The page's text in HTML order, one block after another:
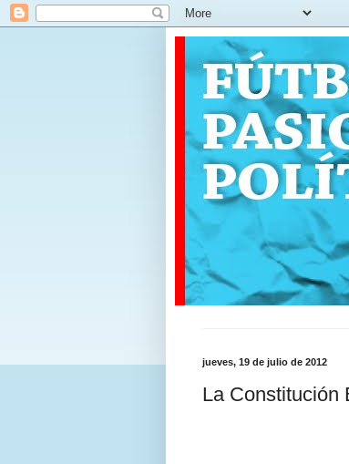
jueves, 19 de julio de 2012
La Constitución